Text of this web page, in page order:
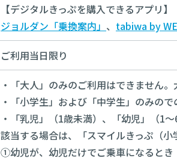
【デジタルきっぷを購入できるアプリ】
ジョルダン「乗換案内」 、 tabiwa by
ご利用当日限り
・「大人」のみのご利用はできません
・「小学生」および「中学生」のみので
・「乳児」（1歳未満）、「幼児」（1
該当する場合は、「スマイルきっぷ（小
①幼児が、幼児だけでご乗車になるとき